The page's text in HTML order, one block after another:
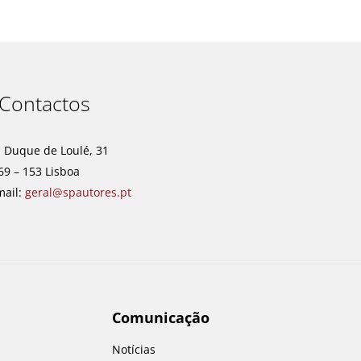
Contactos
Duque de Loulé, 31
– 153 Lisboa
geral@spautores.pt
Comunicação
Notícias